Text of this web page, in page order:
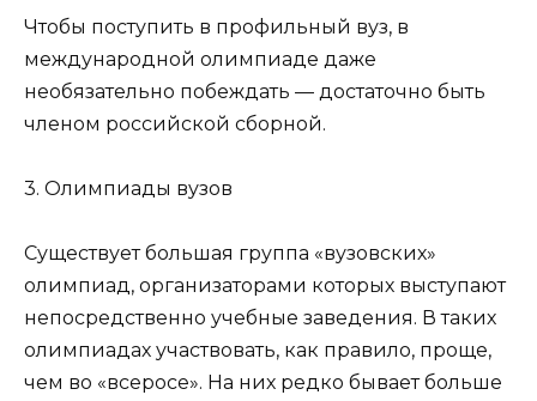
Чтобы поступить в профильный вуз, в
международной олимпиаде даже
необязательно побеждать — достаточно быть
членом российской сборной.
3. Олимпиады вузов
Существует большая группа «вузовских»
олимпиад, организаторами которых выступают
непосредственно учебные заведения. В таких
олимпиадах участвовать, как правило, проще,
чем во «всеросе». На них редко бывает больше